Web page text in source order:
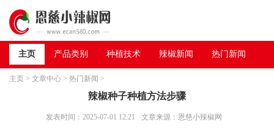
主页 产品类别 种植技术 辣椒新闻 热门新闻
主页 > 文章中心 > 热门新闻 >
辣椒种子种植方法步骤
发表时间：2025-07-01 12:21 文章来源：恩慈小辣椒网